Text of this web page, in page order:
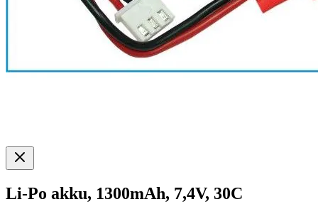
Li-Po akku, 1300mAh, 7,4V, 30C